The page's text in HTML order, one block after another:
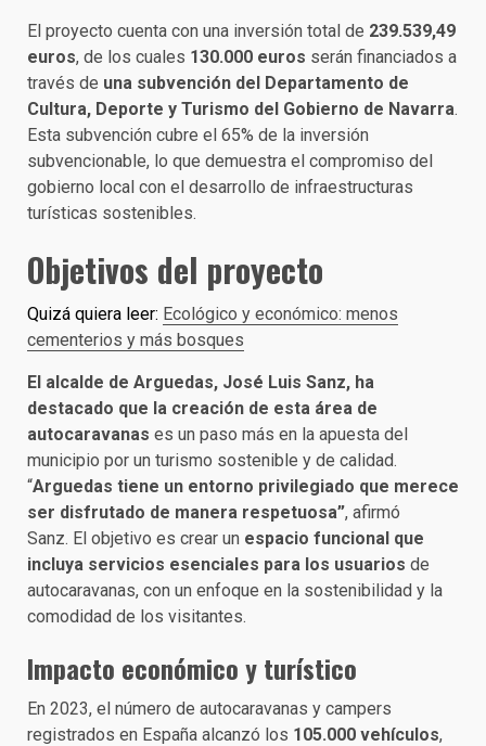
El proyecto cuenta con una inversión total de 239.539,49
euros, de los cuales 130.000 euros serán financiados a
través de una subvención del Departamento de
Cultura, Deporte y Turismo del Gobierno de Navarra.
Esta subvención cubre el 65% de la inversión
subvencionable, lo que demuestra el compromiso del
gobierno local con el desarrollo de infraestructuras
turísticas sostenibles.
Objetivos del proyecto
Quizá quiera leer: Ecológico y económico: menos
cementerios y más bosques
El alcalde de Arguedas, José Luis Sanz, ha
destacado que la creación de esta área de
autocaravanas es un paso más en la apuesta del
municipio por un turismo sostenible y de calidad.
“Arguedas tiene un entorno privilegiado que merece
ser disfrutado de manera respetuosa”, afirmó
Sanz. El objetivo es crear un espacio funcional que
incluya servicios esenciales para los usuarios de
autocaravanas, con un enfoque en la sostenibilidad y la
comodidad de los visitantes.
Impacto económico y turístico
En 2023, el número de autocaravanas y campers
registrados en España alcanzó los 105.000 vehículos,